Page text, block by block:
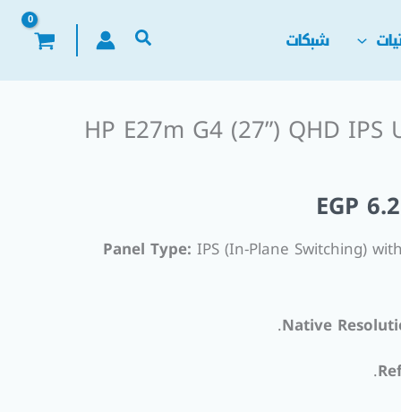
شبكات
HP E27m G4 (27”) QHD IPS
EGP
السعر
Panel Type: IPS (In-Plane Switching)
Native
.